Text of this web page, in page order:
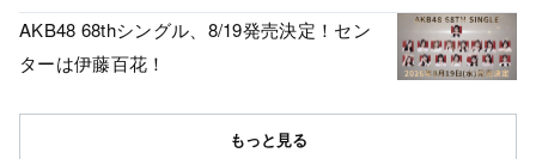
AKB48 68thシングル、8/19発売決定！セン
ターは伊藤百花！
もっと見る